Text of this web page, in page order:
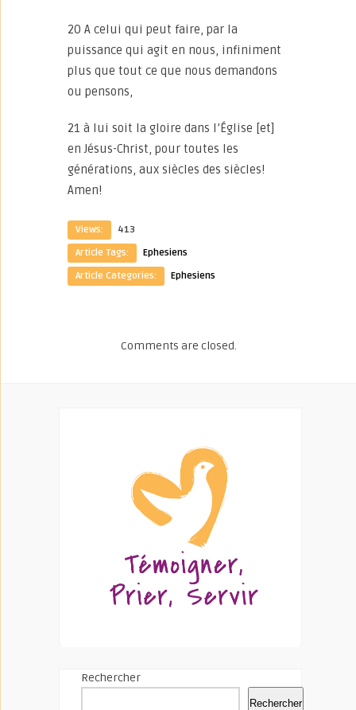
20 A celui qui peut faire, par la
puissance qui agit en nous, infiniment
plus que tout ce que nous demandons
ou pensons,
21 à lui soit la gloire dans l’Église [et]
en Jésus-Christ, pour toutes les
générations, aux siècles des siècles!
Amen!
Views:
413
Article Tags:
Ephesiens
Article Categories:
Ephesiens
Comments are closed.
Rechercher
Rechercher